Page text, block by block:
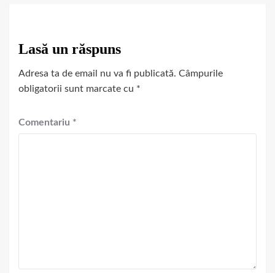
Lasă un răspuns
Adresa ta de email nu va fi publicată. Câmpurile
obligatorii sunt marcate cu *
Comentariu *